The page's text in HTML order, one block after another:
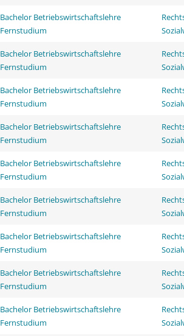
Bachelor Betriebswirtschaftslehre
Fernstudium
Bachelor Betriebswirtschaftslehre
Fernstudium
Bachelor Betriebswirtschaftslehre
Fernstudium
Bachelor Betriebswirtschaftslehre
Fernstudium
Bachelor Betriebswirtschaftslehre
Fernstudium
Bachelor Betriebswirtschaftslehre
Fernstudium
Bachelor Betriebswirtschaftslehre
Fernstudium
Bachelor Betriebswirtschaftslehre
Fernstudium
Bachelor Betriebswirtschaftslehre
Fernstudium